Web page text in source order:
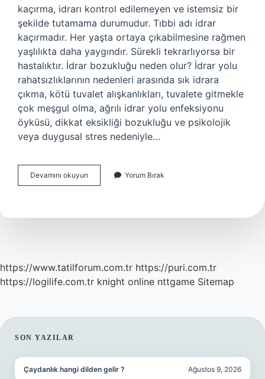
kaçırma, idrarı kontrol edilemeyen ve istemsiz bir
şekilde tutamama durumudur. Tıbbi adı idrar
kaçırmadır. Her yaşta ortaya çıkabilmesine rağmen
yaşlılıkta daha yaygındır. Sürekli tekrarlıyorsa bir
hastalıktır. İdrar bozukluğu neden olur? İdrar yolu
rahatsızlıklarının nedenleri arasında sık idrara
çıkma, kötü tuvalet alışkanlıkları, tuvalete gitmekle
çok meşgul olma, ağrılı idrar yolu enfeksiyonu
öyküsü, dikkat eksikliği bozukluğu ve psikolojik
veya duygusal stres nedeniyle…
Devamını okuyun
Hastaligi
Yorum Bırak
https://www.tatilforum.com.tr https://puri.com.tr
https://logilife.com.tr knight online nttgame Sitemap
SIDEBAR
SON YAZILAR
Çaydanlık hangi dilden gelir ? Ağustos 9, 2026